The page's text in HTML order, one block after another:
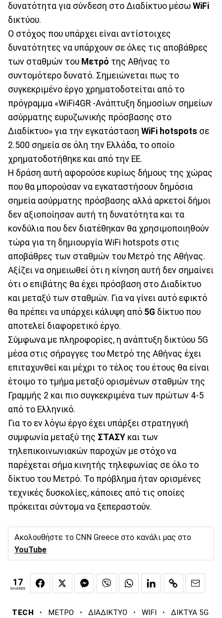
δυνατότητα για σύνδεση στο Διαδίκτυο μέσω WiFi
δικτύου.
Ο στόχος που υπάρχει είναι αντίστοιχες
δυνατότητες να υπάρχουν σε όλες τις αποβάθρες
των σταθμών του Μετρό της Αθήνας το
συντομότερο δυνατό. Σημειώνεται πως το
συγκεκριμένο έργο χρηματοδοτείται από το
πρόγραμμα «WiFi4GR -Ανάπτυξη δημοσίων σημείων
ασύρματης ευρυζωνικής πρόσβασης στο
Διαδίκτυο» για την εγκατάσταση WiFi hotspots σε
2.500 σημεία σε όλη την Ελλάδα, το οποίο
χρηματοδοτήθηκε και από την ΕΕ.
Η δράση αυτή αφορούσε κυρίως δήμους της χώρας
που θα μπορούσαν να εγκαταστήσουν δημόσια
σημεία ασύρματης πρόσβασης αλλά αρκετοί δήμοι
δεν αξιοποίησαν αυτή τη δυνατότητα και τα
κονδύλια που δεν διατέθηκαν θα χρησιμοποιηθούν
τώρα για τη δημιουργία WiFi hotspots στις
αποβάθρες των σταθμών του Μετρό της Αθήνας.
Αξίζει να σημειωθεί ότι η κίνηση αυτή δεν σημαίνει
ότι ο επιβάτης θα έχει πρόσβαση στο Διαδίκτυο
και μεταξύ των σταθμών. Για να γίνει αυτό εφικτό
θα πρέπει να υπάρχει κάλυψη από 5G δίκτυο που
αποτελεί διαφορετικό έργο.
Σύμφωνα με πληροφορίες, η ανάπτυξη δικτύου 5G
μέσα στις σήραγγες του Μετρό της Αθήνας έχει
επιταχυνθεί και μέχρι το τέλος του έτους θα είναι
έτοιμο το τμήμα μεταξύ ορισμένων σταθμών της
Γραμμής 2 και πιο συγκεκριμένα των πρώτων 4-5
από το Ελληνικό.
Για το εν λόγω έργο έχει υπάρξει στρατηγική
συμφωνία μεταξύ της ΣΤΑΣΥ και των
τηλεπικοινωνιακών παροχών με στόχο να
παρέχεται σήμα κινητής τηλεφωνίας σε όλο το
δίκτυο του Μετρό. Το πρόβλημα ήταν ορισμένες
τεχνικές δυσκολίες, κάποιες από τις οποίες
πρόκειται σύντομα να ξεπεραστούν.
Ακολουθήστε το CNN Greece στο κανάλι μας στο
YouTube
17
SHARES
TECH · ΜΕΤΡΟ · ΔΙΑΔΙΚΤΥΟ · WIFI · ΔΙΚΤΥΑ 5G